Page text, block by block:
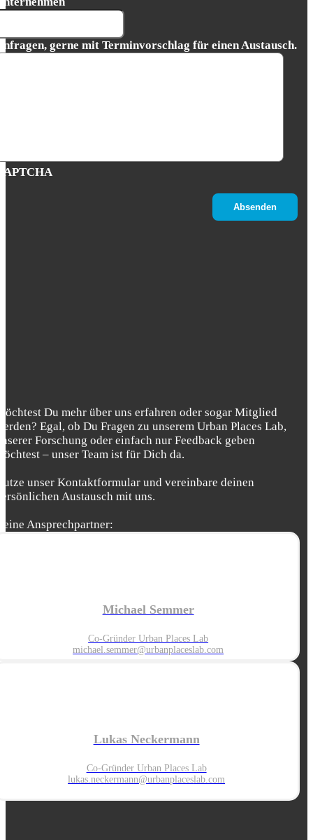
gerne mit Terminvorschlag für einen Austausch.
Du mehr über uns erfahren oder sogar Mitglied
Egal, ob Du Fragen zu unserem Urban Places Lab,
Forschung oder einfach nur Feedback geben
– unser Team ist für Dich da.
unser Kontaktformular und vereinbare deinen
Austausch mit uns.
Ansprechpartner:
Michael Semmer
Co-Gründer Urban Places Lab
michael.semmer@urbanplaceslab.com
Lukas Neckermann
Co-Gründer Urban Places Lab
lukas.neckermann@urbanplaceslab.com